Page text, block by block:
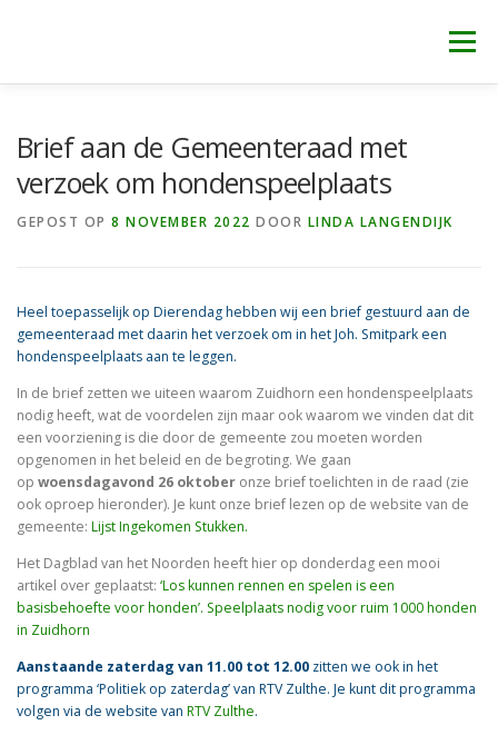
Menu
Brief aan de Gemeenteraad met
verzoek om hondenspeelplaats
GEPOST OP 8 NOVEMBER 2022 DOOR LINDA LANGENDIJK
Heel toepasselijk op Dierendag hebben wij een brief gestuurd aan de
gemeenteraad met daarin het verzoek om in het Joh. Smitpark een
hondenspeelplaats aan te leggen.
In de brief zetten we uiteen waarom Zuidhorn een hondenspeelplaats
nodig heeft, wat de voordelen zijn maar ook waarom we vinden dat dit
een voorziening is die door de gemeente zou moeten worden
opgenomen in het beleid en de begroting. We gaan
op woensdagavond 26 oktober onze brief toelichten in de raad (zie
ook oproep hieronder). Je kunt onze brief lezen op de website van de
gemeente: Lijst Ingekomen Stukken.
Het Dagblad van het Noorden heeft hier op donderdag een mooi
artikel over geplaatst: ‘Los kunnen rennen en spelen is een
basisbehoefte voor honden’. Speelplaats nodig voor ruim 1000 honden
in Zuidhorn
Aanstaande zaterdag van 11.00 tot 12.00 zitten we ook in het
programma ‘Politiek op zaterdag’ van RTV Zulthe. Je kunt dit programma
volgen via de website van RTV Zulthe.